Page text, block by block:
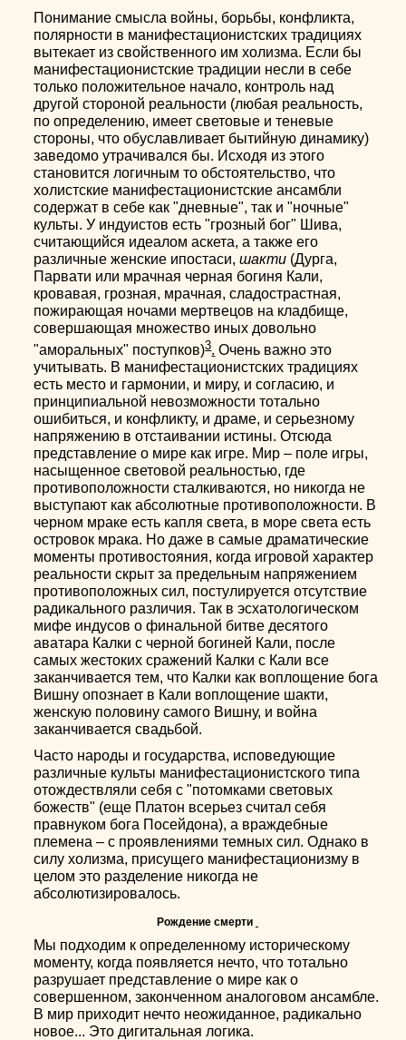
Понимание смысла войны, борьбы, конфликта,
полярности в манифестационистских традициях
вытекает из свойственного им холизма. Если бы
манифестационистские традиции несли в себе
только положительное начало, контроль над
другой стороной реальности (любая реальность,
по определению, имеет световые и теневые
стороны, что обуславливает бытийную динамику)
заведомо утрачивался бы. Исходя из этого
становится логичным то обстоятельство, что
холистские манифестационистские ансамбли
содержат в себе как "дневные", так и "ночные"
культы. У индуистов есть "грозный бог" Шива,
считающийся идеалом аскета, а также его
различные женские ипостаси,шакти (Дурга,
Парвати или мрачная черная богиня Кали,
кровавая, грозная, мрачная, сладострастная,
пожирающая ночами мертвецов на кладбище,
совершающая множество иных довольно
"аморальных" поступков)3. Очень важно это
учитывать. В манифестационистских традициях
есть место и гармонии, и миру, и согласию, и
принципиальной невозможности тотально
ошибиться, и конфликту, и драме, и серьезному
напряжению в отстаивании истины. Отсюда
представление о мире как игре. Мир – поле игры,
насыщенное световой реальностью, где
противоположности сталкиваются, но никогда не
выступают как абсолютные противоположности. В
черном мраке есть капля света, в море света есть
островок мрака. Но даже в самые драматические
моменты противостояния, когда игровой характер
реальности скрыт за предельным напряжением
противоположных сил, постулируется отсутствие
радикального различия. Так в эсхатологическом
мифе индусов о финальной битве десятого
аватара Калки с черной богиней Кали, после
самых жестоких сражений Калки с Кали все
заканчивается тем, что Калки как воплощение бога
Вишну опознает в Кали воплощение шакти,
женскую половину самого Вишну, и война
заканчивается свадьбой.
Часто народы и государства, исповедующие
различные культы манифестационистского типа
отождествляли себя с "потомками световых
божеств" (еще Платон всерьез считал себя
правнуком бога Посейдона), а враждебные
племена – с проявлениями темных сил. Однако в
силу холизма, присущего манифестационизму в
целом это разделение никогда не
абсолютизировалось.
Рождение смерти
Мы подходим к определенному историческому
моменту, когда появляется нечто, что тотально
разрушает представление о мире как о
совершенном, законченном аналоговом ансамбле.
В мир приходит нечто неожиданное, радикально
новое... Это дигитальная логика.